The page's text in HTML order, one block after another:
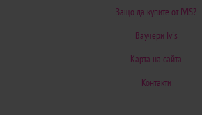
Защо да купите от IVIS?
Ваучери Ivis
Карта на сайта
Контакти